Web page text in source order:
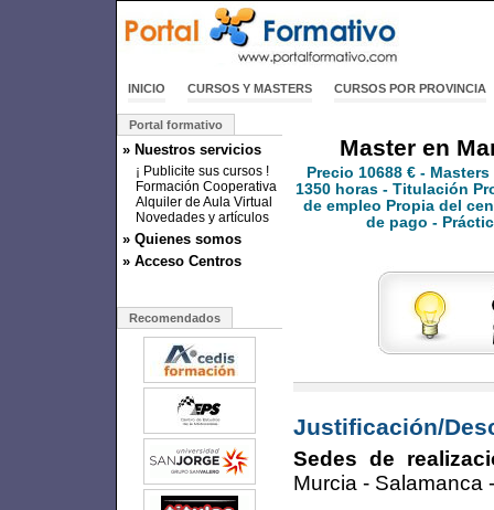
INICIO CURSOS Y MASTERS CURSOS POR PROVINCIA
Portal formativo
» Nuestros servicios
¡ Publicite sus cursos !
Formación Cooperativa
Alquiler de Aula Virtual
Novedades y artículos
» Quienes somos
» Acceso Centros
Recomendados
Master en
Precio 10688 € -
1350 horas - Titulación
de empleo Propia del
de pago -
Justificación/
Sedes de
Murcia - Salamanca